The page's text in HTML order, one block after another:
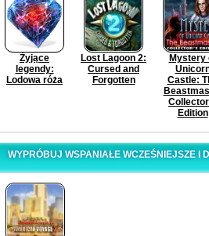
Żyjące
legendy:
Lodowa róża
Lost Lagoon 2:
Cursed and
Forgotten
Mystery
Castle:
Edition
WYPRÓBUJ WSPANIAŁE WCZEŚNIEJSZE I